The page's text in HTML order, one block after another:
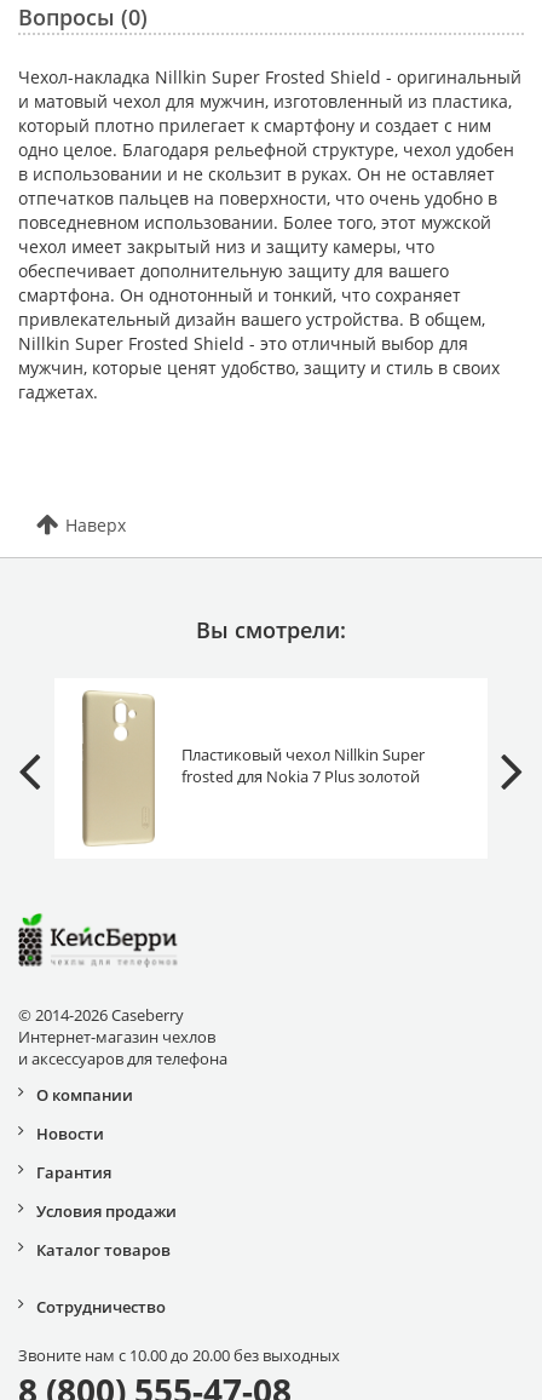
Вопросы (0)
Чехол-накладка Nillkin Super Frosted Shield - оригинальный
и матовый чехол для мужчин, изготовленный из пластика,
который плотно прилегает к смартфону и создает с ним
одно целое. Благодаря рельефной структуре, чехол удобен
в использовании и не скользит в руках. Он не оставляет
отпечатков пальцев на поверхности, что очень удобно в
повседневном использовании. Более того, этот мужской
чехол имеет закрытый низ и защиту камеры, что
обеспечивает дополнительную защиту для вашего
смартфона. Он однотонный и тонкий, что сохраняет
привлекательный дизайн вашего устройства. В общем,
Nillkin Super Frosted Shield - это отличный выбор для
мужчин, которые ценят удобство, защиту и стиль в своих
гаджетах.
Наверх
Вы смотрели:
Пластиковый чехол Nillkin Super
frosted для Nokia 7 Plus золотой
© 2014-2026 Caseberry
Интернет-магазин чехлов
и аксессуаров для телефона
О компании
Новости
Гарантия
Условия продажи
Каталог товаров
Сотрудничество
Звоните нам с 10.00 до 20.00 без выходных
8 (800) 555-47-08